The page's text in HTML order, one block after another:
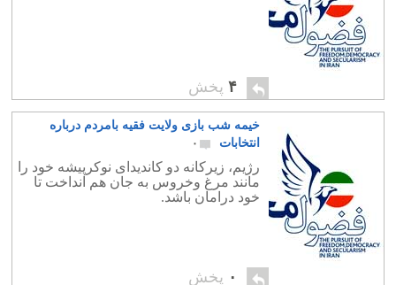
۴ پخش
خیمه شب بازی ولایت فقیه بامردم درباره
انتخابات
۰
رژیم، زیرکانه دو کاندیدای نوکرپیشه خود را
مانند مرغ وخروس به جان هم انداخت تا
خود درامان باشد.
۰ پخش